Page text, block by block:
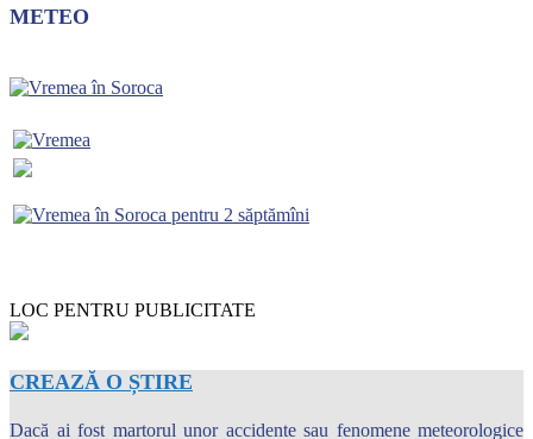
METEO
LOC PENTRU PUBLICITATE
CREAZĂ O ȘTIRE
Dacă ai fost martorul unor accidente sau fenomene meteorologice